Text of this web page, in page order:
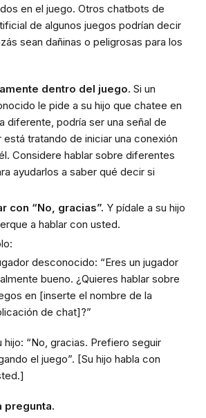
en el juego. Otros chatbots de
de algunos juegos podrían decir
sean dañinas o peligrosas para los
dentro del juego. Si un
le pide a su hijo que chatee en
diferente, podría ser una señal de
está tratando de iniciar una conexión
Considere hablar sobre diferentes
ayudarlos a saber qué decir si
con “No, gracias”. Y pídale a su hijo
a hablar con usted.
desconocido: “Eres un jugador
bueno. ¿Quieres hablar sobre
en [inserte el nombre de la
de chat]?”
hijo: “No, gracias. Prefiero seguir
el juego”. [Su hijo habla con
pregunta.